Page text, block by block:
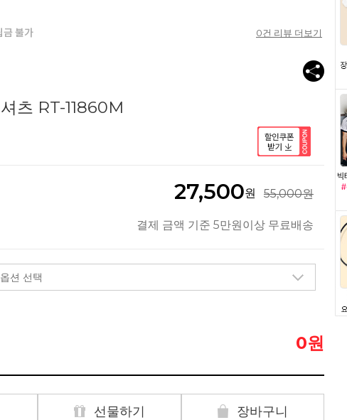
0건 리뷰 더보기
츠 RT-11860M
27,500원 55,000원
결제 금액 기준 5만원이상 무료배송
0원
선물하기 장바구니